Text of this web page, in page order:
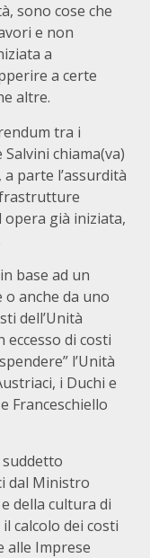
sono cose che
e non
a
a certe
altre.
tra i
chiama(va)
parte l’assurdità
opera già iniziata,
base ad un
anche da uno
dell’Unità
eccesso di costi
l’Unità
i Duchi e
Franceschiello
suddetto
dal Ministro
della cultura di
calcolo dei costi
alle Imprese